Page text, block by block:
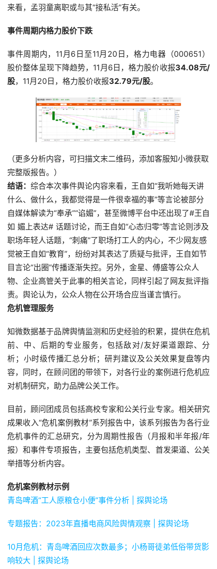
来看，孟羽童离职或与其“接私活”有关。
事件周期内格力股价下跌
事件周期内，11月6日至11月20日，格力电器（000651）
股价整体呈现下降趋势，11月6日，格力股价收报34.08元/
股，11月20日，格力股价收报32.79元/股。
（更多分析内容，可扫描文末二维码，添加客服知小微获取
完整版报告。）
结语： 综合本次事件舆论内容来看，王自如“我听她每天讲
什么、做什么，我都觉得是一件很幸福的事”等言论被部分
自媒体解读为“奉承”“谄媚”，甚至微博平台中还出现了#王自
如 媚上表达# 话题讨论，而王自如“心态归零”等言论则涉及
职场年轻人话题，“刺痛”了职场打工人的内心，不少网友感
觉被王自如“教育”，纷纷对其表达了质疑与批评，王自如节
目言论“出圈”传播逐渐失控。另外，金星、傅盛等公众人
物、企业高管关于此事的相关言论，同样引起了网友批评指
责。舆论认为，公众人物在公开场合应当谨言慎行。
危机管理服务
知微数据基于品牌舆情监测和历史经验的积累，提供在危机
前、中、后期的专业服务，包括敌对/友好渠道跟踪、分
析；小时级传播汇总分析；研判建议及公关效果复盘等内
容，同时，在顾问团的带领下，对各行业的案例进行危机应
对机制研究，助力品牌公关工作。
目前，顾问团成员包括高校专家和公关行业专家。相关研究
成果收入“危机案例教材”系列报告中，该系列报告为各行业
危机事件的汇总研究，分为周期性报告（月报和半年报/年
报）和事件专项报告，主要包括危机类型、首发渠道、公关
举措等分析内容。
危机案例教材示例
青岛啤酒“工人原粮仓小便”事件分析 | 探舆论场
专题报告：2023年直播电商风险舆情观察 | 探舆论场
10月危机：青岛啤酒回应次数最多；小杨哥徒弟低俗带货影
响较大 | 探舆论场